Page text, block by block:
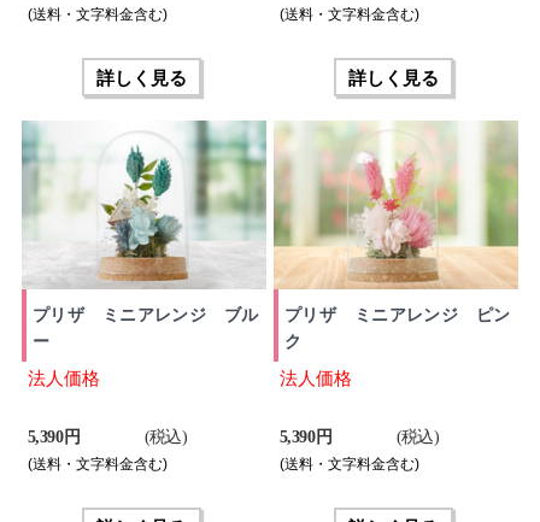
(送料・文字料金含む)
詳しく見る
(送料・文字料金含む)
詳しく見る
プリザ ミニアレンジ ブル
ー
法人価格
5,390 円 (税込)
(送料・文字料金含む)
プリザ ミニアレンジ ピン
ク
法人価格
5,390 円 (税込)
(送料・文字料金含む)